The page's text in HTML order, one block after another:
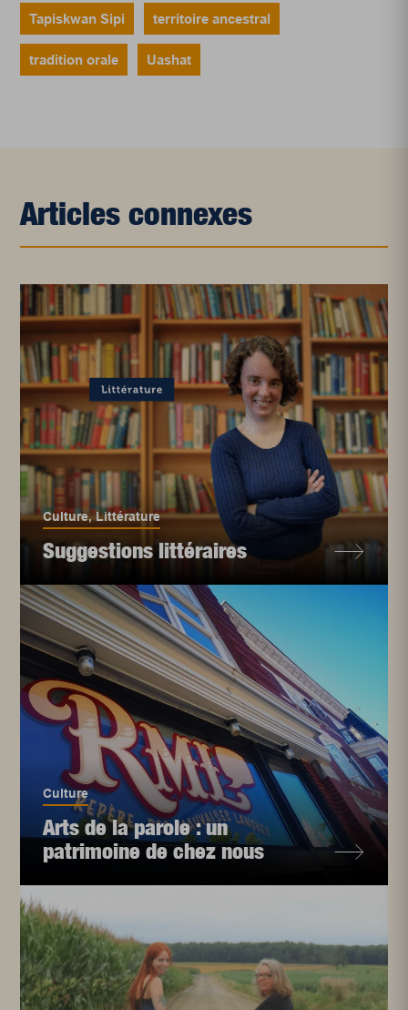
Tapiskwan Sipi territoire ancestral
tradition orale Uashat
Articles connexes
Culture,Littérature
Suggestions littéraires
Culture
Arts de la parole : un
patrimoine de chez nous